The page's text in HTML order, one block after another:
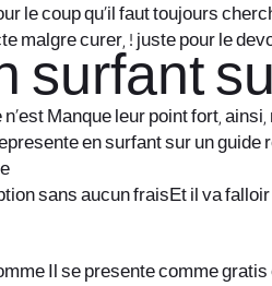
le coup qu’il faut toujours
malgre curer, ! juste pour le
surfant
Manque leur point fort,
en surfant sur un
sans aucun fraisEt il va falloir
Il se presente comme